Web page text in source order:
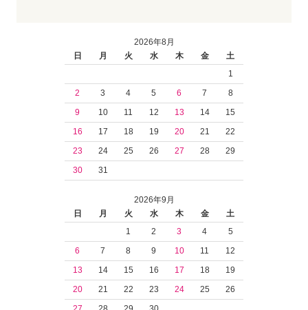
2026年8月
日
月 火 水 木 金
土
1
2
3 4 5 6 7
8
9
10 11 12 13 14
15
16
17 18 19 20 21
22
23
24 25 26 27 28
29
30
31
2026年9月
日
月 火 水 木 金
土
1
2 3 4
5
6
7 8 9 10 11
12
13
14 15 16 17 18
19
20
21 22 23 24 25
26